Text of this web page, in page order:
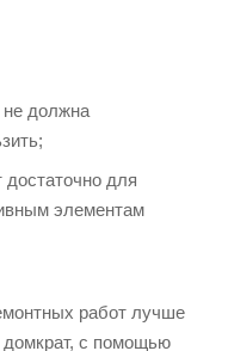
не должна
для
элементам
работ лучше
домкрат, с помощью